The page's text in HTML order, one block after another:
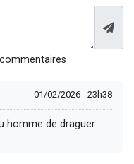
01/02/2026 - 23h38
homme de draguer